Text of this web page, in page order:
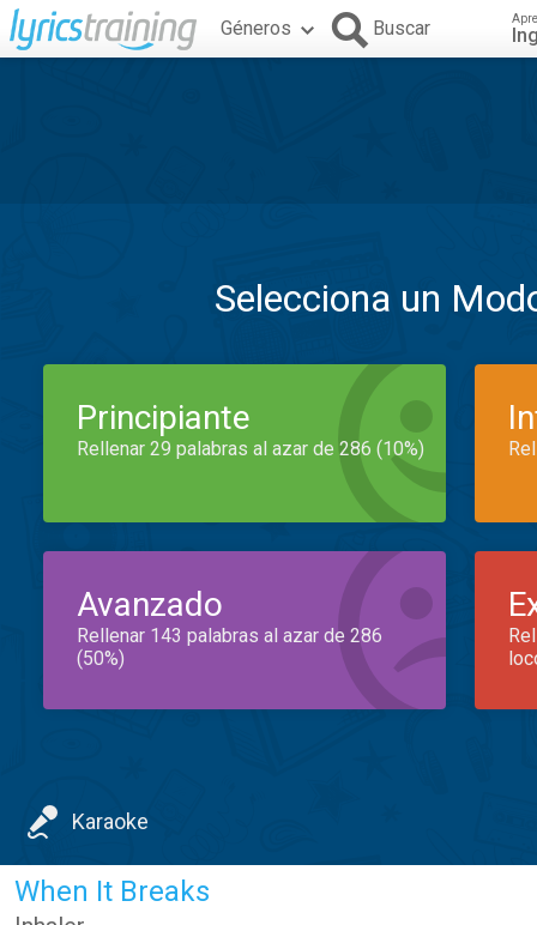
Géneros Buscar
Selecciona un
Principiante
Rellenar 29 palabras al azar de 286 (10%)
Avanzado
Rellenar 143 palabras al azar de 286
(50%)
Karaoke
When It Breaks